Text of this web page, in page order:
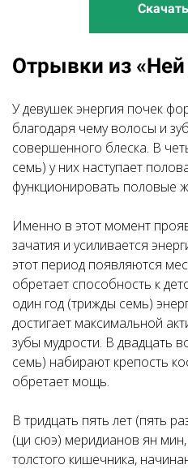
Отрывки из «Ней
У девушек энергия почек
благодаря чему волосы и
совершенного блеска. В
семь) у них наступает
функционировать половые
Именно в этот момент
зачатия и усиливается
этот период появляются
обретает способность к
один год (трижды семь)
достигает максимальной
зубы мудрости. В двадцать
семь) набирают крепость
обретает мощь.
В тридцать пять лет (пять
(ци сюэ) меридианов ян мин,
толстого кишечника,